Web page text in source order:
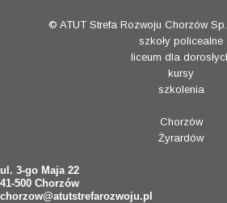
© ATUT Strefa Rozwoju Chorzów
szkoły policealne
liceum dla
kursy
szkolenia
Chorzów
Żyrardów
ul. 3-go Maja 22
41-500 Chorzów
chorzow@atutstrefarozwoju.pl